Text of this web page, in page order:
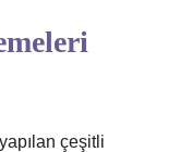
çeşitli